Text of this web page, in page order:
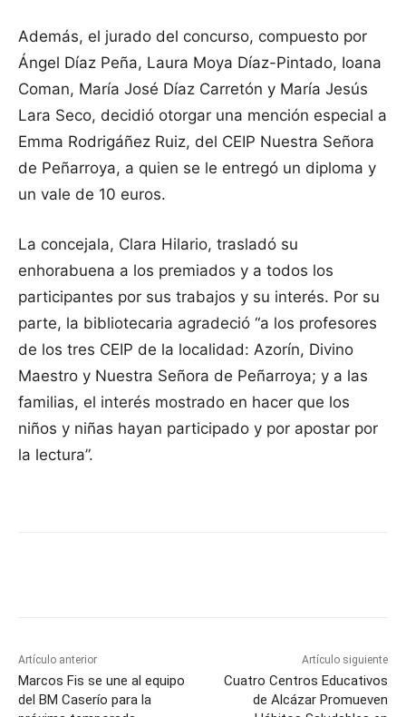
Además, el jurado del concurso, compuesto por
Ángel Díaz Peña, Laura Moya Díaz-Pintado, Ioana
Coman, María José Díaz Carretón y María Jesús
Lara Seco, decidió otorgar una mención especial a
Emma Rodrigáñez Ruiz, del CEIP Nuestra Señora
de Peñarroya, a quien se le entregó un diploma y
un vale de 10 euros.
La concejala, Clara Hilario, trasladó su
enhorabuena a los premiados y a todos los
participantes por sus trabajos y su interés. Por su
parte, la bibliotecaria agradeció “a los profesores
de los tres CEIP de la localidad: Azorín, Divino
Maestro y Nuestra Señora de Peñarroya; y a las
familias, el interés mostrado en hacer que los
niños y niñas hayan participado y por apostar por
la lectura”.
Artículo anterior
Marcos Fis se une al equipo
del BM Caserío para la
Artículo siguiente
Cuatro Centros Educativos
de Alcázar Promueven